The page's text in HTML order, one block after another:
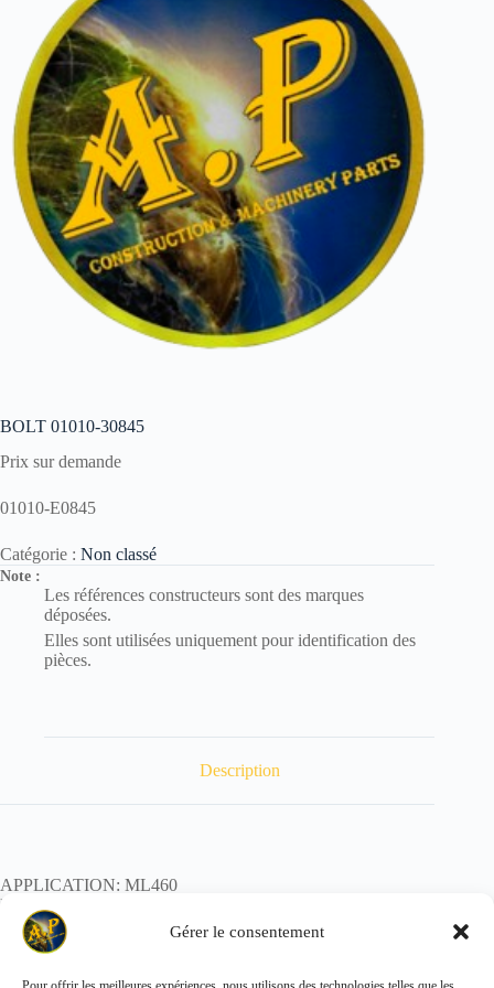
Gérer le consentement
BOLT 01010-30845
Prix sur demande
01010-E0845
Catégorie : Non classé
Note :
Les références constructeurs sont des marques
déposées.
Elles sont utilisées uniquement pour identification des
pièces.
Description
APPLICATION: ML460
REF:
POIDS: